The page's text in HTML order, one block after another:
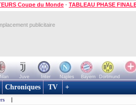
Coupe du Monde - TABLEAU PHASE
publicitaire
Juve Inter Naples Bayern
Dortmund
Chroniques TV +
|